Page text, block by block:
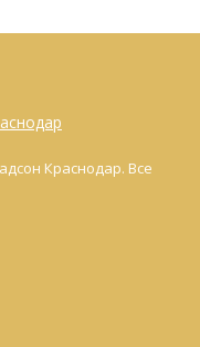
Краснодар. Все